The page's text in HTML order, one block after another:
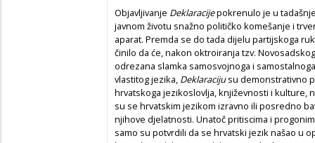
Objavljivanje Deklaracijepokrenulo je u
javnom životu snažno političko komešanje i
aparat. Premda se do tada dijelu partijskoga
činilo da će, nakon oktroiranja tzv.
odrezana slamka samosvojnoga i
vlastitog jezika, Deklaracijusu demonstrativno
hrvatskoga jezikoslovlja, književnosti i kulture,
su se hrvatskim jezikom izravno ili posredno
njihove djelatnosti. Unatoč pritiscima i
samo su potvrdili da se hrvatski jezik našao u